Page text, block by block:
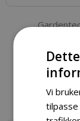
Vi
tilpasse